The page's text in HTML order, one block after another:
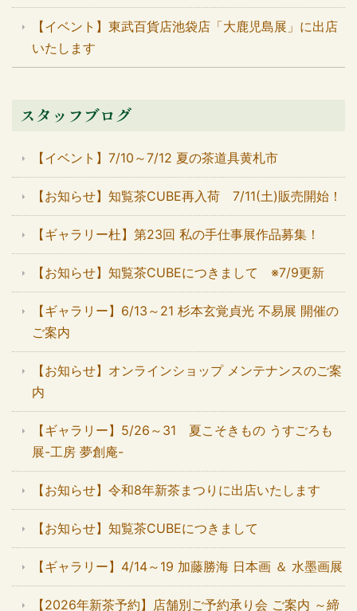
【イベント】東武百貨店池袋店「大鹿児島展」に出店
いたします
スタッフブログ
【イベント】7/10～7/12 夏の茶道具黄札市
【お知らせ】知覧茶CUBE再入荷 7/11(土)販売開始！
【ギャラリー杜】第23回 私の手仕事展作品募集！
【お知らせ】知覧茶CUBEにつきまして ※7/9更新
【ギャラリー】6/13～21 杉本玄覚貞光 不易展 開催の
ご案内
【お知らせ】オンラインショップ メンテナンスのご案
内
【ギャラリー】5/26～31 夏こそきもの うすごろも
展-工房 夢創庵-
【お知らせ】令和8年新茶まつりに出店いたします
【お知らせ】知覧茶CUBEにつきまして
【ギャラリー】4/14～19 加藤勝海 日本画 ＆ 水墨画展
【2026年新茶予約】店舗別ご予約承り会 ご案内 ～締